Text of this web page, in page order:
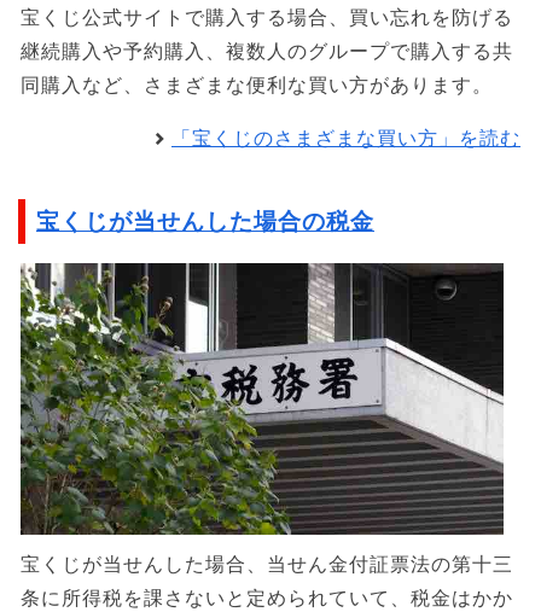
宝くじ公式サイトで購入する場合、買い忘れを防げる
継続購入や予約購入、複数人のグループで購入する共
同購入など、さまざまな便利な買い方があります。
「宝くじのさまざまな買い方」を読む
宝くじが当せんした場合の税金
宝くじが当せんした場合、当せん金付証票法の第十三
条に所得税を課さないと定められていて、税金はかか